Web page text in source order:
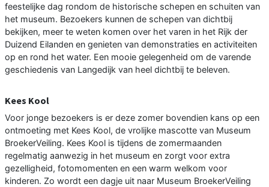
feestelijke dag rondom de historische schepen en schuiten van
het museum. Bezoekers kunnen de schepen van dichtbij
bekijken, meer te weten komen over het varen in het Rijk der
Duizend Eilanden en genieten van demonstraties en activiteiten
op en rond het water. Een mooie gelegenheid om de varende
geschiedenis van Langedijk van heel dichtbij te beleven.
Kees Kool
Voor jonge bezoekers is er deze zomer bovendien kans op een
ontmoeting met Kees Kool, de vrolijke mascotte van Museum
BroekerVeiling. Kees Kool is tijdens de zomermaanden
regelmatig aanwezig in het museum en zorgt voor extra
gezelligheid, fotomomenten en een warm welkom voor
kinderen. Zo wordt een dagje uit naar Museum BroekerVeiling